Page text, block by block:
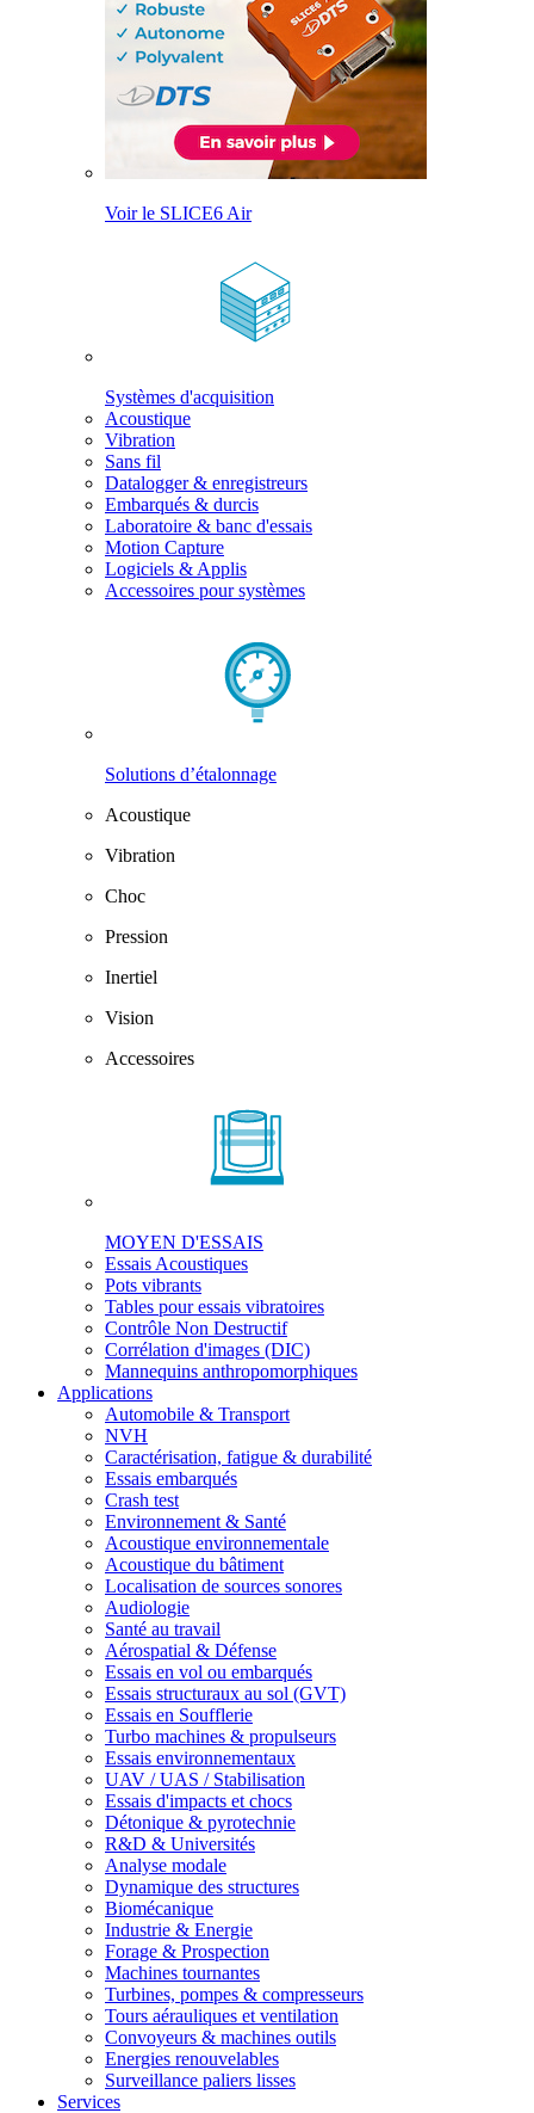
Voir le SLICE6 Air
Systèmes d'acquisition
Acoustique
Vibration
Sans fil
Datalogger & enregistreurs
Embarqués & durcis
Laboratoire & banc d'essais
Motion Capture
Logiciels & Applis
Accessoires pour systèmes
Solutions d’étalonnage
Acoustique
Vibration
Choc
Pression
Inertiel
Vision
Accessoires
MOYEN D'ESSAIS
Essais Acoustiques
Pots vibrants
Tables pour essais vibratoires
Contrôle Non Destructif
Corrélation d'images (DIC)
Mannequins anthropomorphiques
Applications
Automobile & Transport
NVH
Caractérisation, fatigue & durabilité
Essais embarqués
Crash test
Environnement & Santé
Acoustique environnementale
Acoustique du bâtiment
Localisation de sources sonores
Audiologie
Santé au travail
Aérospatial & Défense
Essais en vol ou embarqués
Essais structuraux au sol (GVT)
Essais en Soufflerie
Turbo machines & propulseurs
Essais environnementaux
UAV / UAS / Stabilisation
Essais d'impacts et chocs
Détonique & pyrotechnie
R&D & Universités
Analyse modale
Dynamique des structures
Biomécanique
Industrie & Energie
Forage & Prospection
Machines tournantes
Turbines, pompes & compresseurs
Tours aérauliques et ventilation
Convoyeurs & machines outils
Energies renouvelables
Surveillance paliers lisses
Services